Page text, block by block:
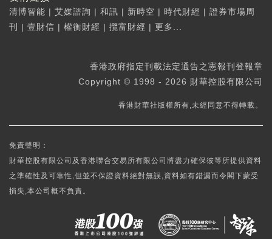
清博智能 | 艾媒諮詢 | 和訊 | 新時空 | 時代財經 | 證券市場周
刊
| 壹財信 | 權衡財經 | 攬富財經 | 更多...
香港政府指定刊載法定通告之憲報刊登報章
Copyright © 1998 - 2026 財華控股有限公司
香港財華社版權所有,未經同意不得轉載。
免責聲明：
財華控股有限公司及香港聯合交易所有限公司將盡力確保彼等所提供資料
之準確性及可靠性,但並不保證資料絕對無誤,資料如有錯漏而令閣下蒙受
損失,本公司概不負責。